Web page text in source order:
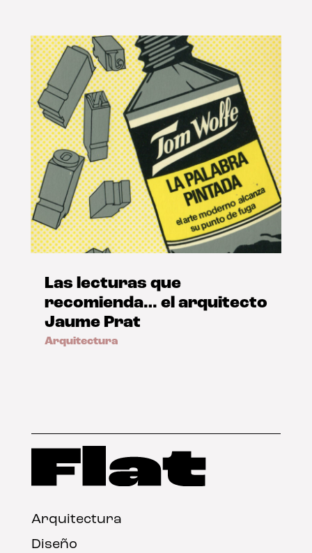
Las lecturas que
recomienda… el arquitecto
Jaume Prat
Arquitectura
Arquitectura
Diseño